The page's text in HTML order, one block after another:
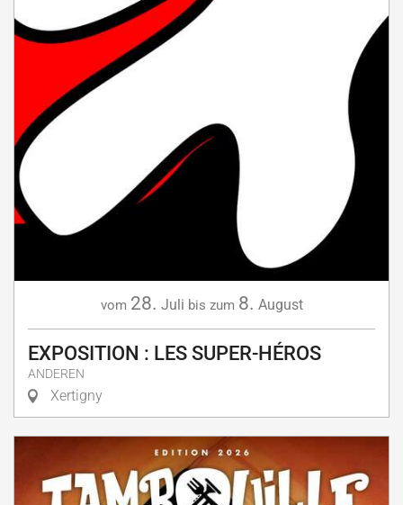
vom 28. Juli bis zum 8. August
EXPOSITION : LES SUPER-HÉROS
ANDEREN
Xertigny